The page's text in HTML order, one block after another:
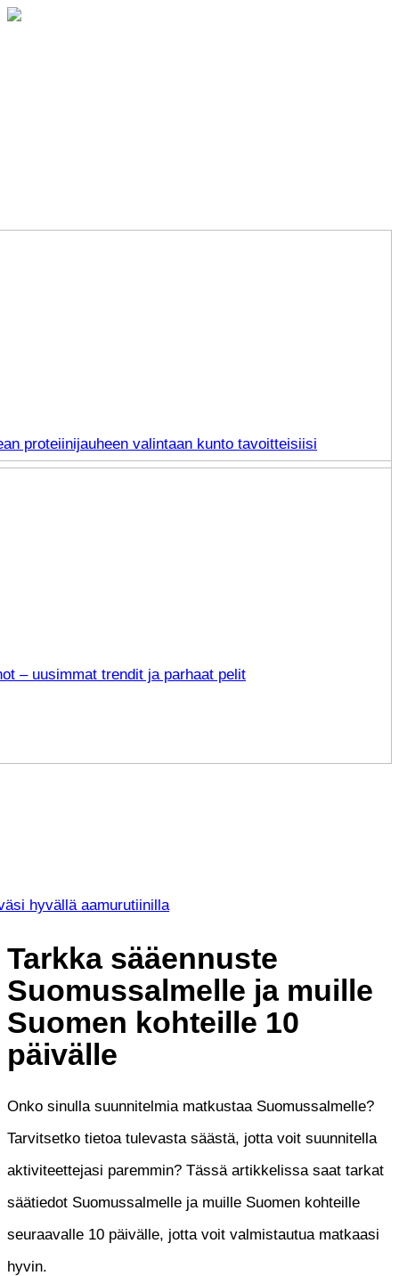
proteiinijauheen valintaan kunto tavoitteisiisi
– uusimmat trendit ja parhaat pelit
hyvällä aamurutiinilla
Tarkka sääennuste
Suomussalmelle ja muille
Suomen kohteille 10
päivälle
Onko sinulla suunnitelmia matkustaa Suomussalmelle?
Tarvitsetko tietoa tulevasta säästä, jotta voit suunnitella
aktiviteettejasi paremmin? Tässä artikkelissa saat tarkat
säätiedot Suomussalmelle ja muille Suomen kohteille
seuraavalle 10 päivälle, jotta voit valmistautua matkaasi
hyvin.